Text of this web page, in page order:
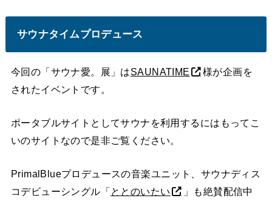
サウナタイムプロデュース
今回の「サウナ愛。展」はSAUNATIME
様が企画を
されたイベントです。
ポータブルサイトとしてサウナを利用するにはもってこ
いのサイトなので是非ご覧ください。
PrimalBlueプロデュースの音楽ユニット、サウナディス
コデビューシングル「 ととのいたい
」も絶賛配信中